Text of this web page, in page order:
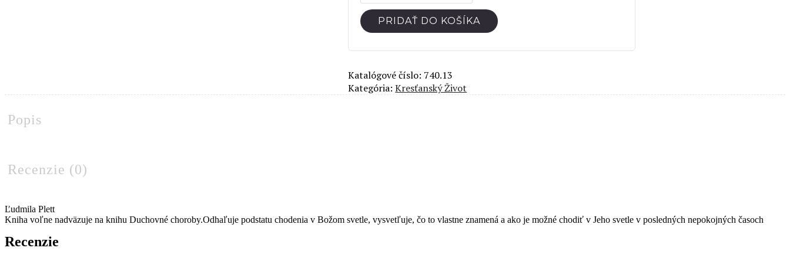
vo
svetlePRIDAŤ DO KOŠÍKA
Katalógové číslo: 740.13
Kategória:Kresťanský Život
Popis
Recenzie (0)
Ľudmila Plett
Kniha voľne nadväzuje na knihu Duchovné choroby.Odhaľuje podstatu chodenia v Božom svetle, vysvetľuje, čo to vlastne znamená a ako je možné chodiť v Jeho svetle v posledných nepokojných časoch
Recenzie